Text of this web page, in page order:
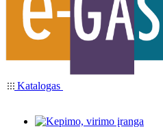
Katalogas